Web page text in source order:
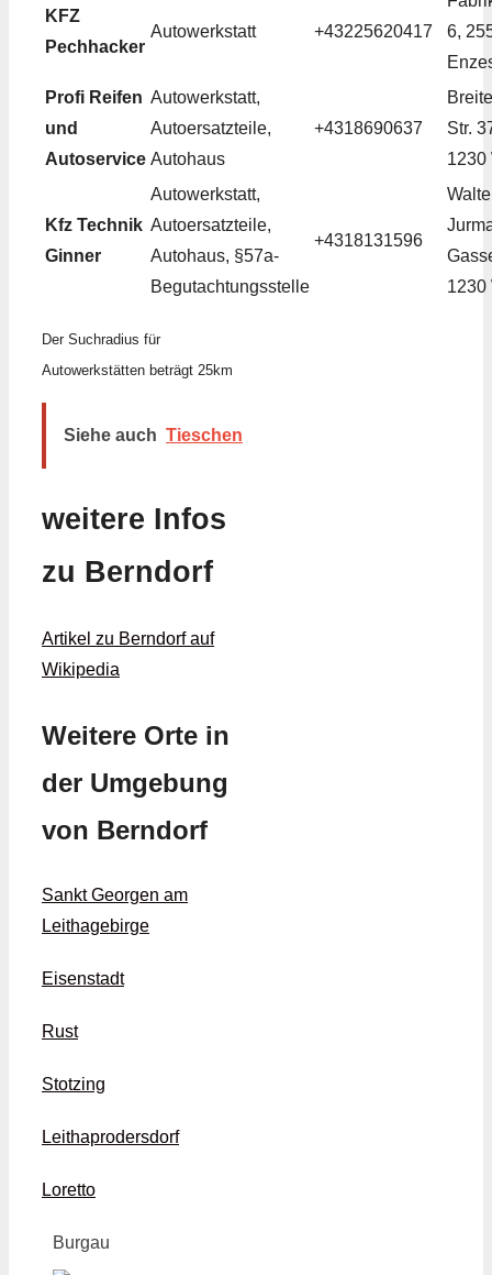
KFZ
Pechhacker
Autowerkstatt +43225620417
6,
Profi Reifen
und
Autoservice
Autowerkstatt,
Autoersatzteile,
Autohaus
+4318690637
Str.
1230
Kfz Technik
Ginner
Autowerkstatt,
Autoersatzteile,
Autohaus, §57a-
Begutachtungsstelle
+4318131596
1230
Der Suchradius für
Autowerkstätten beträgt 25km
Siehe auch Tieschen
weitere Infos
zu Berndorf
Artikel zu Berndorf auf
Wikipedia
Weitere Orte in
der Umgebung
von Berndorf
Sankt Georgen am
Leithagebirge
Eisenstadt
Rust
Stotzing
Leithaprodersdorf
Loretto
Burgau